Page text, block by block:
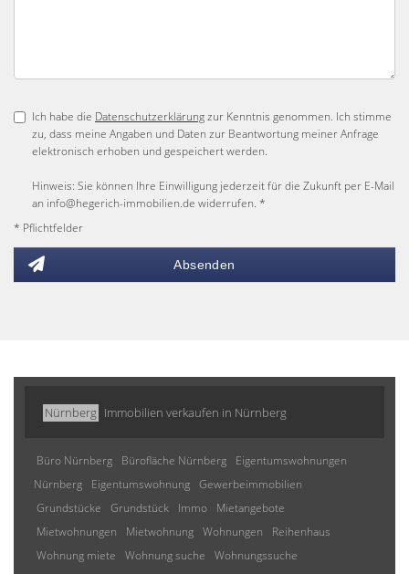
Ich habe die Datenschutzerklärungzur Kenntnis genommen. Ich stimme
zu, dass meine Angaben und Daten zur Beantwortung meiner Anfrage
elektronisch erhoben und gespeichert werden.
Hinweis: Sie können Ihre Einwilligung jederzeit für die Zukunft per E-Mail
an info@hegerich-immobilien.de widerrufen. *
* Pflichtfelder
Absenden
Nürnberg Immobilien verkaufen in Nürnberg
Büro Nürnberg Bürofläche Nürnberg
Eigentumswohnungen
Nürnberg
Eigentumswohnung Gewerbeimmobilien
Grundstücke
Grundstück Immo
Mietangebote
Mietwohnungen
Mietwohnung Wohnungen
Reihenhaus
Wohnung miete
Wohnung suche
Wohnungssuche